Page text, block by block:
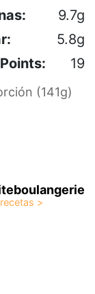
9.7g
5.8g
19
(141g)